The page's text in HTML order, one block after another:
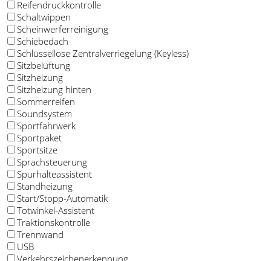
Reifendruckkontrolle
Schaltwippen
Scheinwerferreinigung
Schiebedach
Schlüssellose Zentralverriegelung (Keyless)
Sitzbelüftung
Sitzheizung
Sitzheizung hinten
Sommerreifen
Soundsystem
Sportfahrwerk
Sportpaket
Sportsitze
Sprachsteuerung
Spurhalteassistent
Standheizung
Start/Stopp-Automatik
Totwinkel-Assistent
Traktionskontrolle
Trennwand
USB